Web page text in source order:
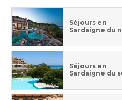
Séjours en
Sardaigne du
Séjours en
Sardaigne du